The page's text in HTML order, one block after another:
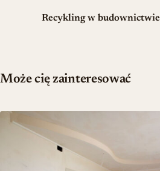
Recykling w
Może cię zainteresować
Remont starego mieszkania: kiedy